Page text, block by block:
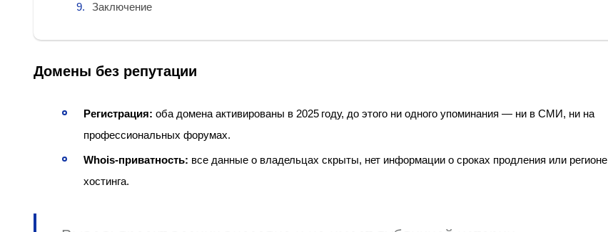
Заключение
Домены без репутации
Регистрация: оба домена активированы в 2025 году, до этого ни одного упоминания — ни в СМИ, ни на
профессиональных форумах.
Whois‑приватность: все данные о владельцах скрыты, нет информации о сроках продления или регионе
хостинга.